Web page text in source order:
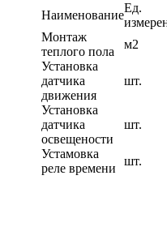
Наименование
Ед.
Монтаж
теплого пола
м2
Установка
датчика
движения
шт.
Установка
датчика
освещености
шт.
Устамовка
реле времени
шт.